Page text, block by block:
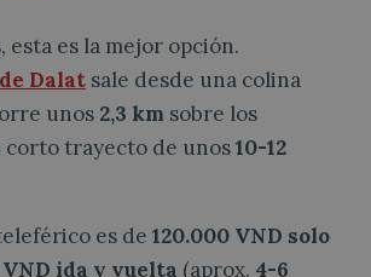
esta es la mejor opción.
Dalat sale desde una colina
unos 2,3 km sobre los
corto trayecto de unos10-12
es de 120.000 VND solo
VND ida y vuelta (aprox. 4-6